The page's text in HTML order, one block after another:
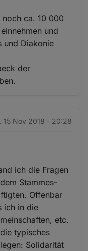
ca. 10 000
und
und Diakonie
der
15 Nov 2018 - 20:28
ich die Fragen
Stammes-
Offenbar
ich in die
etc.
typisches
Solidarität